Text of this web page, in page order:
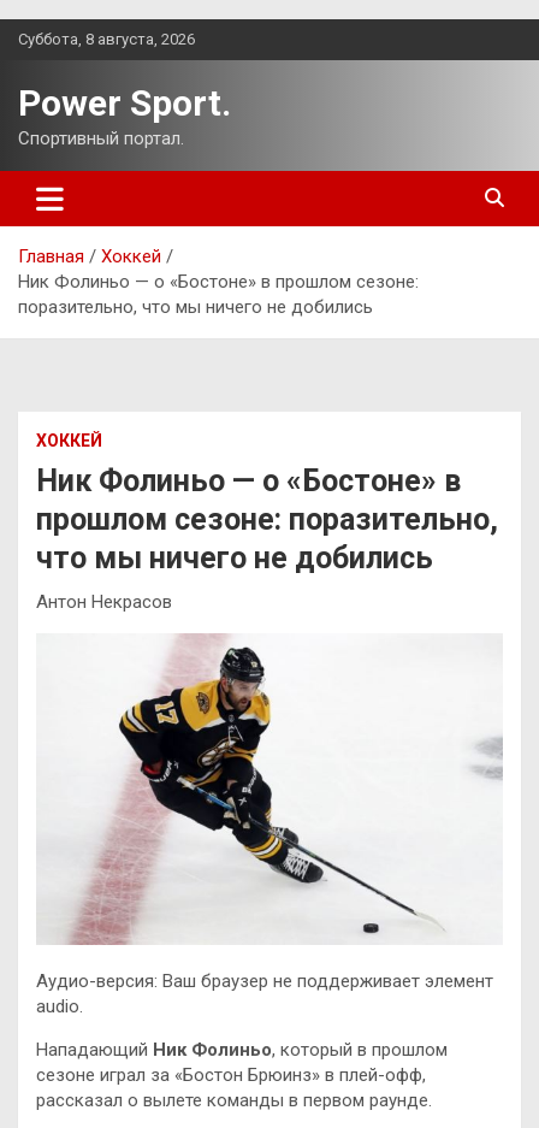
Перейти
Суббота, 8 августа, 2026
Power Sport.
Спортивный портал.
Главная
Хоккей
Ник Фолиньо — о «Бостоне» в прошлом сезоне:
поразительно, что мы ничего не добились
ХОККЕЙ
Ник Фолиньо — о «Бостоне» в
прошлом сезоне: поразительно,
что мы ничего не добились
Антон Некрасов
Аудио-версия: Ваш браузер не поддерживает элемент
audio.
Нападающий Ник Фолиньо, который в прошлом
сезоне играл за «Бостон Брюинз» в плей-офф,
рассказал о вылете команды в первом раунде.